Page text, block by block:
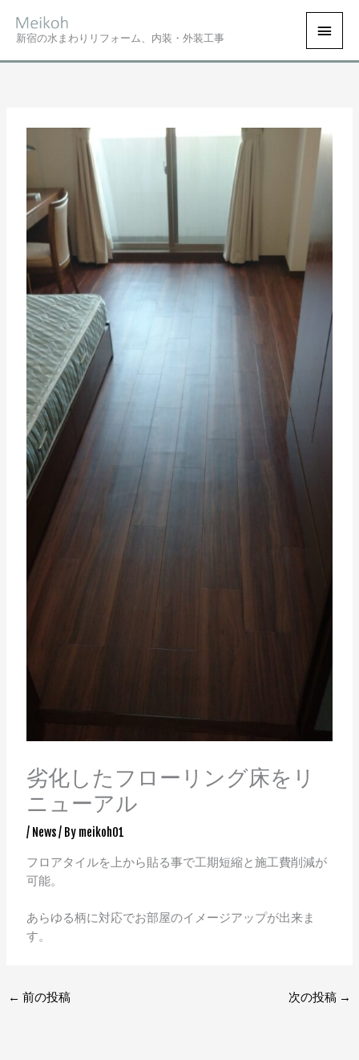
ス
新宿の水まわりリフォーム、内装・外装工事
メ
イ
メ
ニ
ホーム News
劣化したフローリング床をリ
ニューアル
/ News/ By meikoh01
フロアタイルを上から貼る事で工期短縮と施工費削減が
可能。
あらゆる柄に対応でお部屋のイメージアップが出来ま
す。
← 前の投稿 次の投稿 →